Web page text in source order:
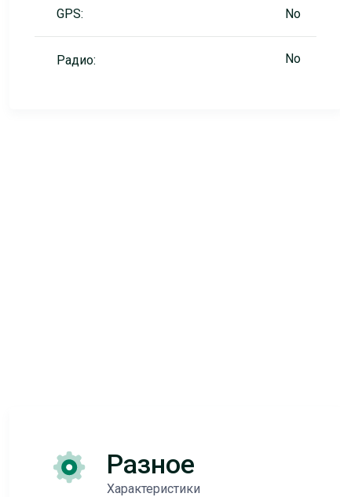
GPS: No
Радио: No
Разное
Характеристики